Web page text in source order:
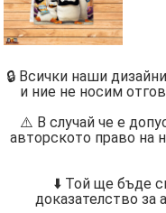
🔒 Всички наши
и ние не носим
⚠️ В случай че е
авторското право на
⬇️ Той ще бъде
доказателство за